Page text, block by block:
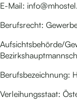
E-Mail:
Berufsrecht:
Aufsichtsbehörde/
Berufsbezeichnung:
Verleihungsstaat: